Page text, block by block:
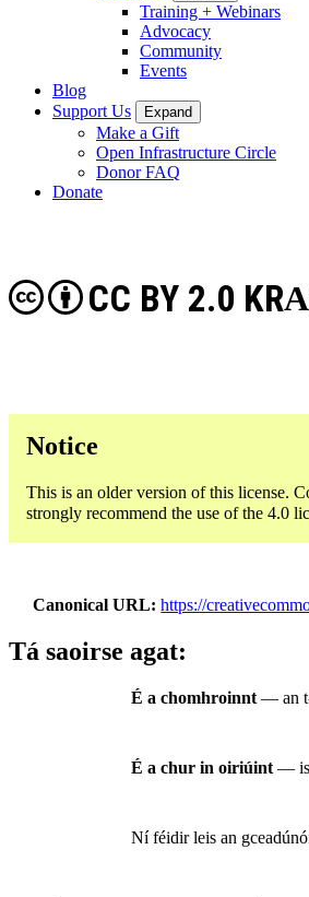
Training + Webinars
Advocacy
Community
Events
Blog
Support Us
Expand
Make a Gift
Open Infrastructure Circle
Donor FAQ
Donate
CC BY 2.0 KR
Notice
This is an older version of this license.
strongly recommend the use of the 4.0
Canonical URL https://
Tá saoirse agat:
É a chomhroinnt — an t-
É a chur in oiriúint — is
Ní féidir leis an